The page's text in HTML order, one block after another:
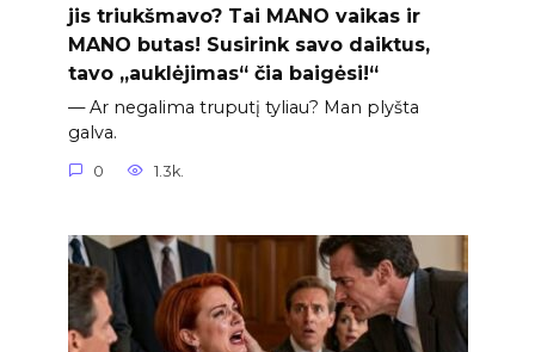
jis triukšmavo? Tai MANO vaikas ir
MANO butas! Susirink savo daiktus,
tavo „auklėjimas“ čia baigėsi!“
— Ar negalima truputį tyliau? Man plyšta
galva.
0 1.3k.